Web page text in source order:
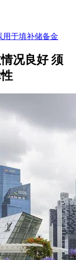
用于填补储备金
况良好 须